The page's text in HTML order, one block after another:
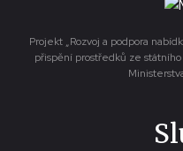
Projekt „Rozvoj a podpora
přispění prostředků ze